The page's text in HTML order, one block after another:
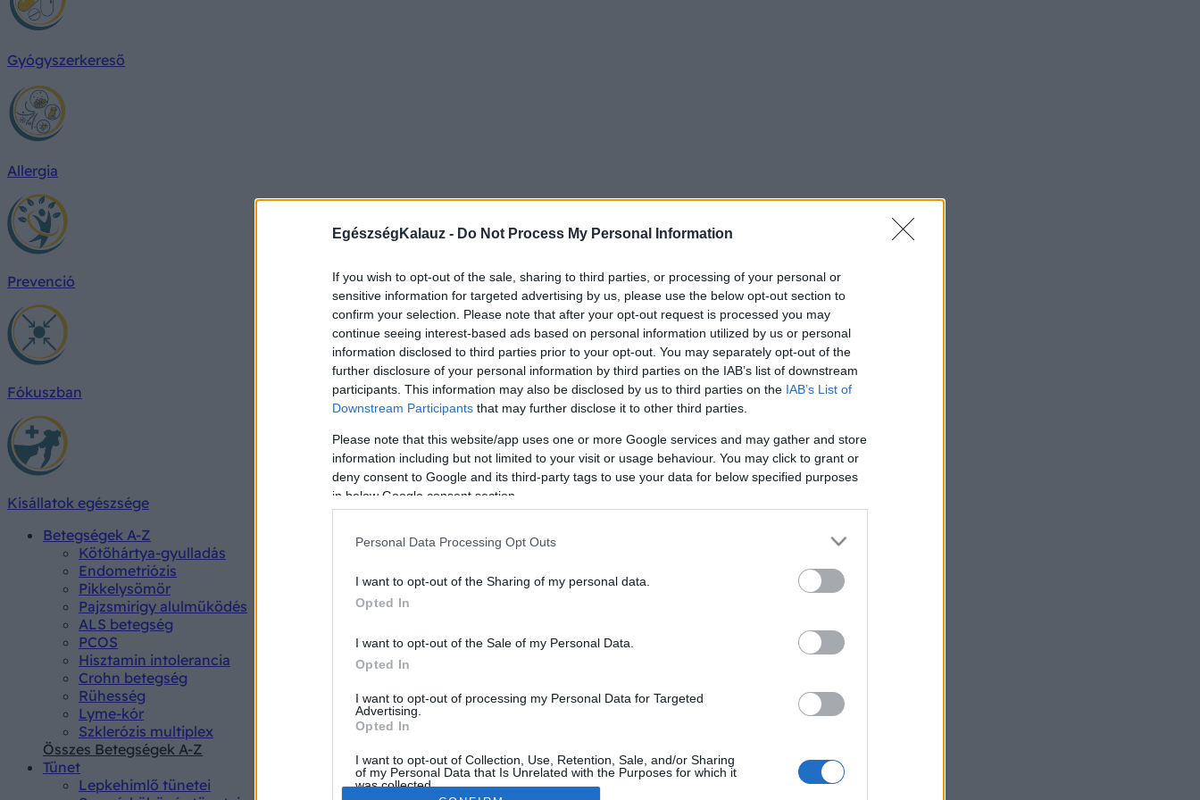
EgészségKalauz - Do Not Process My Personal Information
If you wish to opt-out of the sale, sharing to third parties, or processing of your personal or
sensitive information for targeted advertising by us, please use the below opt-out section to
confirm your selection. Please note that after your opt-out request is processed you may
continue seeing interest-based ads based on personal information utilized by us or personal
information disclosed to third parties prior to your opt-out. You may separately opt-out of the
further disclosure of your personal information by third parties on the IAB’s list of downstream
participants. This information may also be disclosed by us to third parties on the IAB’s List of
Downstream Participants that may further disclose it to other third parties.
Please note that this website/app uses one or more Google services and may gather and store
information including but not limited to your visit or usage behaviour. You may click to grant or
deny consent to Google and its third-party tags to use your data for below specified purposes
in below Google consent section.
Personal Data Processing Opt Outs
I want to opt-out of the Sharing of my personal data.
Opted In
I want to opt-out of the Sale of my Personal Data.
Opted In
I want to opt-out of processing my Personal Data for Targeted
Advertising.
Opted In
I want to opt-out of Collection, Use, Retention, Sale, and/or Sharing
of my Personal Data that Is Unrelated with the Purposes for which it
was collected.
Gyógyszerkereső
Allergia
Prevenció
Fókuszban
Kisállatok egészsége
Betegségek A-Z
Kötőhártya-gyulladás
Endometriózis
Pikkelysömör
Pajzsmirigy alulműködés
ALS betegség
PCOS
Hisztamin intolerancia
Crohn betegség
Rühesség
Lyme-kór
Szklerózis multiplex
Összes Betegségek A-Z
Tünet
Lepkehimlő tünetei